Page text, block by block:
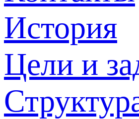
История
Цели и